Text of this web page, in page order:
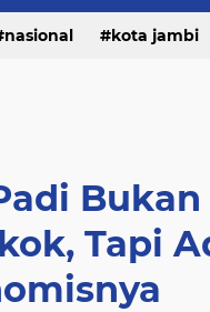
nasional kota jambi
Bukan
Tapi